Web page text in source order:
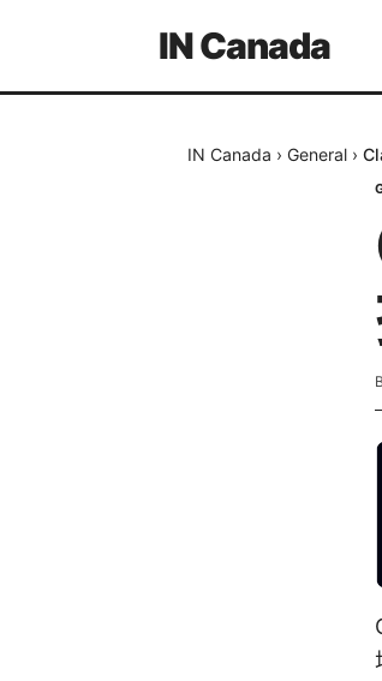
IN Canada
IN Canada › General ›